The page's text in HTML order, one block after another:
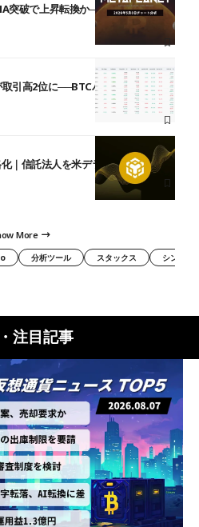
突破で上昇転換か──急騰後の調整を
引高2位に──BTCパーペチュアルに
｜信託法人を米デラウェア州に登録
More
分析ツール スタックス シンボル
注目記事